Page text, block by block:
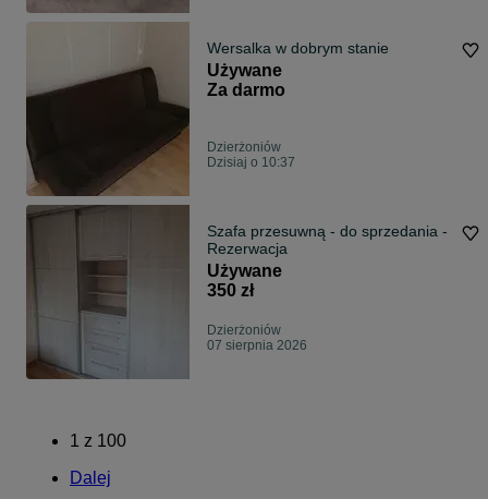
Wersalka w dobrym stanie
Używane
Za darmo
Dzierżoniów
Dzisiaj o 10:37
Szafa przesuwną - do sprzedania -
Rezerwacja
Używane
350 zł
Dzierżoniów
07 sierpnia 2026
1 z 100
Dalej